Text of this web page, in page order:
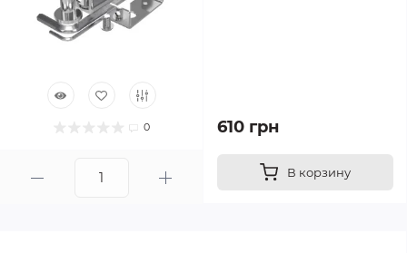
0 610 грн
В корзину